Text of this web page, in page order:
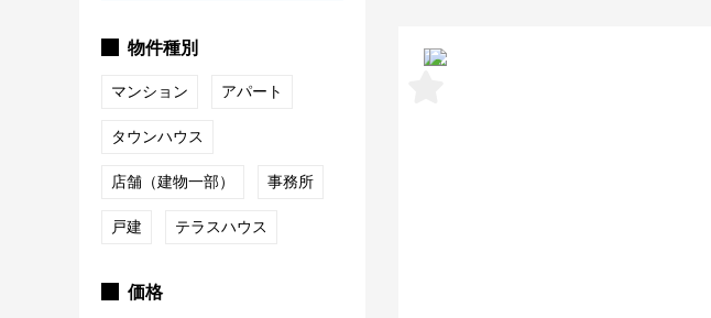
物件種別
マンション アパート
タウンハウス
店舗（建物一部） 事務所
戸建 テラスハウス
価格